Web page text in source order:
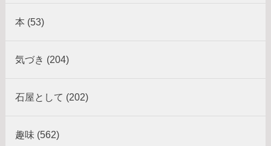
本 (53)
気づき (204)
石屋として (202)
趣味 (562)